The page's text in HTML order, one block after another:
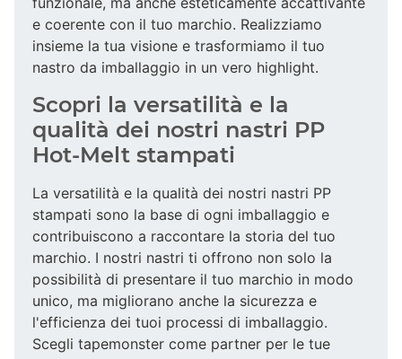
e coerente con il tuo marchio. Realizziamo
insieme la tua visione e trasformiamo il tuo
nastro da imballaggio in un vero highlight.
Scopri la versatilità e la
qualità dei nostri nastri PP
Hot-Melt stampati
La versatilità e la qualità dei nostri nastri PP
stampati sono la base di ogni imballaggio e
contribuiscono a raccontare la storia del tuo
marchio. I nostri nastri ti offrono non solo la
possibilità di presentare il tuo marchio in modo
unico, ma migliorano anche la sicurezza e
l'efficienza dei tuoi processi di imballaggio.
Scegli tapemonster come partner per le tue